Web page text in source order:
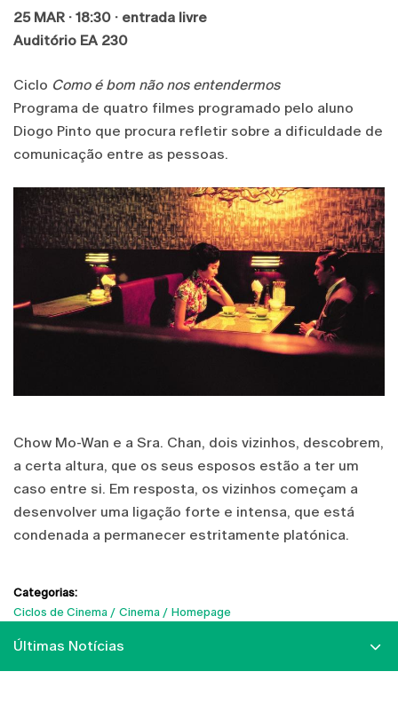
25 MAR · 18:30 · entrada livre
Auditório EA 230
Ciclo Como é bom não nos entendermos
Programa de quatro filmes programado pelo aluno
Diogo Pinto que procura refletir sobre a dificuldade de
comunicação entre as pessoas.
Chow Mo-Wan e a Sra. Chan, dois vizinhos, descobrem,
a certa altura, que os seus esposos estão a ter um
caso entre si. Em resposta, os vizinhos começam a
desenvolver uma ligação forte e intensa, que está
condenada a permanecer estritamente platónica.
Categorias:
Ciclos de Cinema
Cinema Homepage
Últimas Notícias